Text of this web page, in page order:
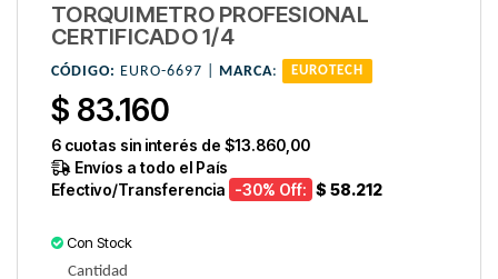
TORQUIMETRO PROFESIONAL
CERTIFICADO 1/4
CÓDIGO: EURO-6697 | MARCA: EUROTECH
$ 83.160
6 cuotas sin interés de $13.860,00
Envíos a todo el País
Efectivo/Transferencia -30% Off: $ 58.212
Con Stock
Cantidad